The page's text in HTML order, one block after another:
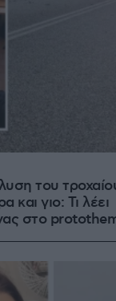
του
και γιο: Τι λέει
στο